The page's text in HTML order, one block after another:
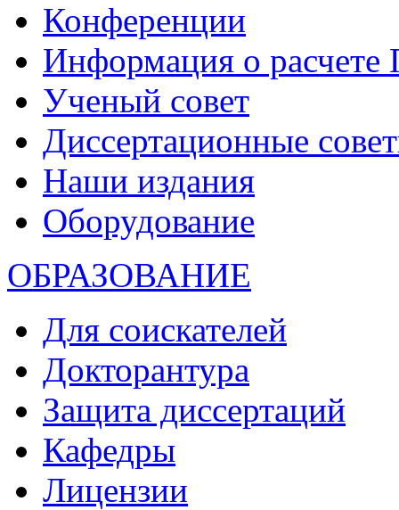
Конференции
Информация о
Ученый совет
Диссертационные
Наши издания
Оборудование
ОБРАЗОВАНИЕ
Для соискателей
Докторантура
Защита диссертаций
Кафедры
Лицензии